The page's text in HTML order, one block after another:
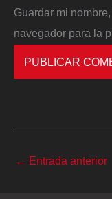
Guardar mi
navegador para la
← Entrada anterior